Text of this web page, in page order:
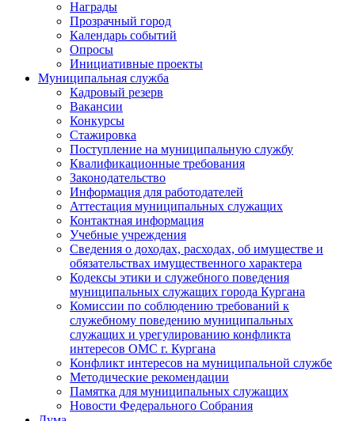
Награды
Прозрачный город
Календарь событий
Опросы
Инициативные проекты
Муниципальная служба
Кадровый резерв
Вакансии
Конкурсы
Стажировка
Поступление на муниципальную службу
Квалификационные требования
Законодательство
Информация для работодателей
Аттестация муниципальных служащих
Контактная информация
Учебные учреждения
Сведения о доходах, расходах, об имуществе и
обязательствах имущественного характера
Кодексы этики и служебного поведения
муниципальных служащих города Кургана
Комиссии по соблюдению требований к
служебному поведению муниципальных
служащих и урегулированию конфликта
интересов ОМС г. Кургана
Конфликт интересов на муниципальной службе
Методические рекомендации
Памятка для муниципальных служащих
Новости Федерального Cобрания